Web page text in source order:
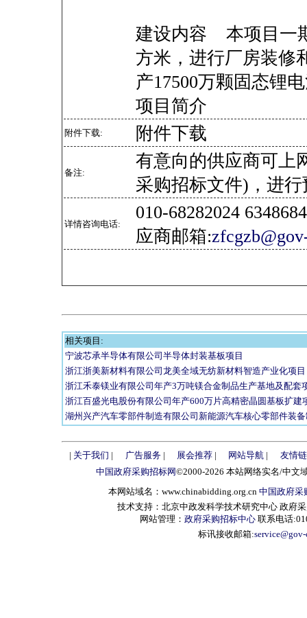
建设内容 本项目一
方米，进行厂房装修
产17500万颗固态锂
项目简介
附件下载: 附件下载
备注:
有意向的供应商可上
采购招标文件)，进
详情咨询电话:
010-68282024
应商邮箱:
相关项目:
宁波芯承半导体有限公司半导体封装基板项目
浙江浙美新材料有限公司龙美全域无纺新材料智造产业化项目
浙江禾泰镁业有限公司年产3万吨镁合金制品生产基地及配套
浙江百盛光电股份有限公司年产600万片高精密晶圆基板扩建
湖州兴产汽车零部件制造有限公司新能源汽车核心零部件装
| 关于我们 | 广告服务| 展会推荐| 网站导航 |
友情
中国政府采购招标网©2000-2026 本站网络实名/中文
本网站域名：www.chinabidding.org.cn 中国政府采
技术支持：北京中政发科学技术研究中心 政府
网站管理： 政府采购招标中心 联系电话
标讯接收邮箱: